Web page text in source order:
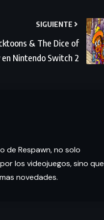
SIGUIENTE
& The Dice of
Nintendo Switch 2
de Respawn, no solo
los videojuegos, sino que
novedades.